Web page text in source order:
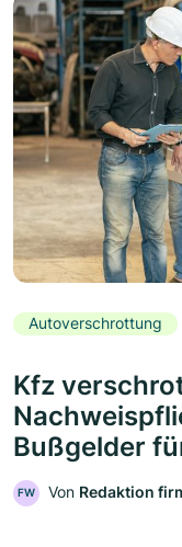
Autoverschrottung
Kfz
Bußgelder
FW Von Redaktion